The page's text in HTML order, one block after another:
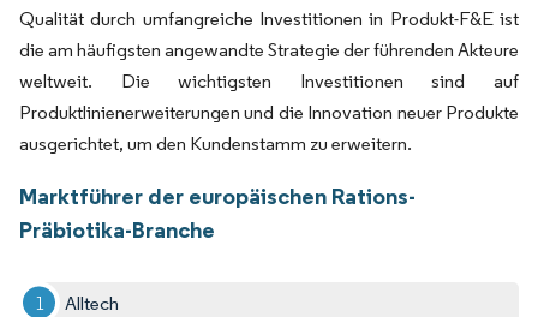
Qualität durch umfangreiche Investitionen in Produkt-F&E ist
die am häufigsten angewandte Strategie der führenden Akteure
weltweit. Die wichtigsten Investitionen sind auf
Produktlinienerweiterungen und die Innovation neuer Produkte
ausgerichtet, um den Kundenstamm zu erweitern.
Marktführer der europäischen Rations-
Präbiotika-Branche
Alltech